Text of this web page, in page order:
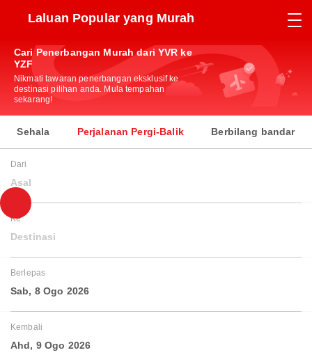
Laluan Popular yang Murah
Cari Penerbangan Murah dari YVR ke
YZF
Nikmati tawaran penerbangan eksklusif ke
destinasi pilihan anda. Mula tempahan
sekarang!
Sehala Perjalanan Pergi-Balik Berbilang bandar
Dari
Asal
Ke
Destinasi
Berlepas
Sab, 8 Ogo 2026
Kembali
Ahd, 9 Ogo 2026